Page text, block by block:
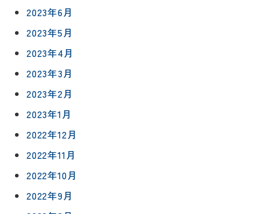
2023年6月
2023年5月
2023年4月
2023年3月
2023年2月
2023年1月
2022年12月
2022年11月
2022年10月
2022年9月